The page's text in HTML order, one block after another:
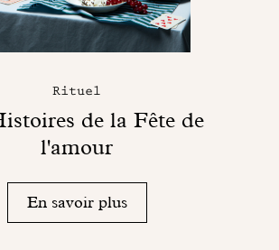
Rituel
de la Fête de
l'amour
En savoir plus